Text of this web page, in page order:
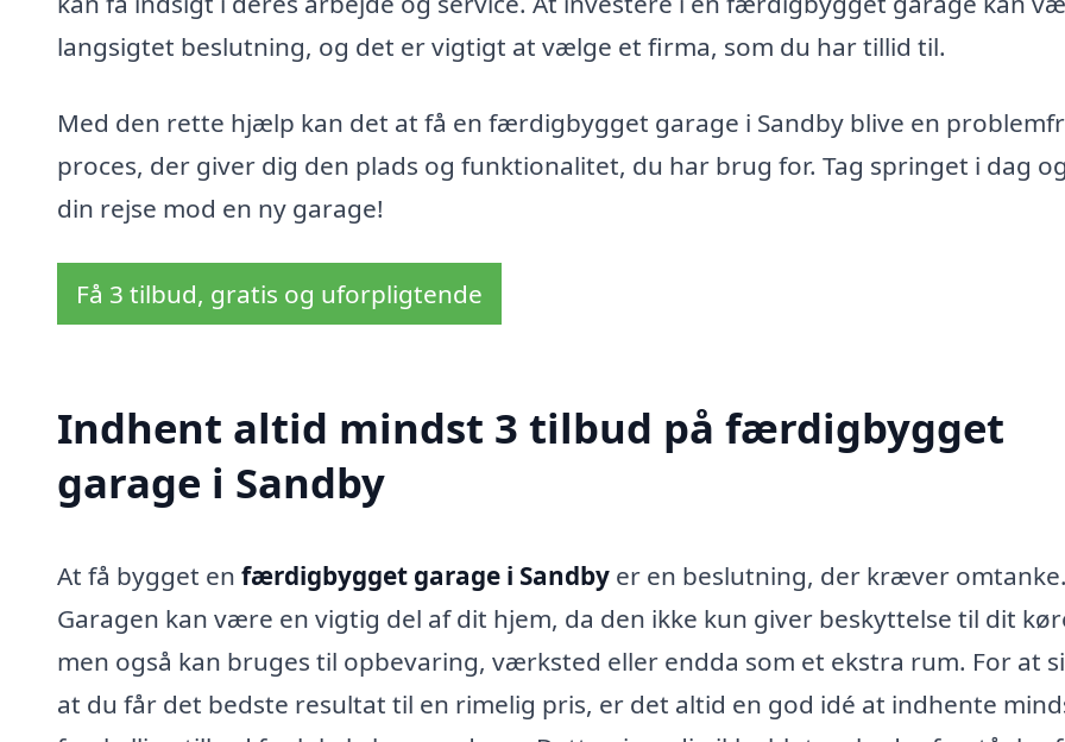
langsigtet beslutning, og det er vigtigt at vælge et firma, som du har tillid til.
Med den rette hjælp kan det at få en færdigbygget garage i Sandby blive en
proces, der giver dig den plads og funktionalitet, du har brug for. Tag springet i dag
din rejse mod en ny garage!
Få 3 tilbud, gratis og uforpligtende
Indhent altid mindst 3 tilbud på færdigbygget
garage i Sandby
At få bygget en færdigbygget garage i Sandby er en beslutning, der kræver omtanke.
Garagen kan være en vigtig del af dit hjem, da den ikke kun giver beskyttelse til dit
men også kan bruges til opbevaring, værksted eller endda som et ekstra rum. For at
at du får det bedste resultat til en rimelig pris, er det altid en god idé at indhente